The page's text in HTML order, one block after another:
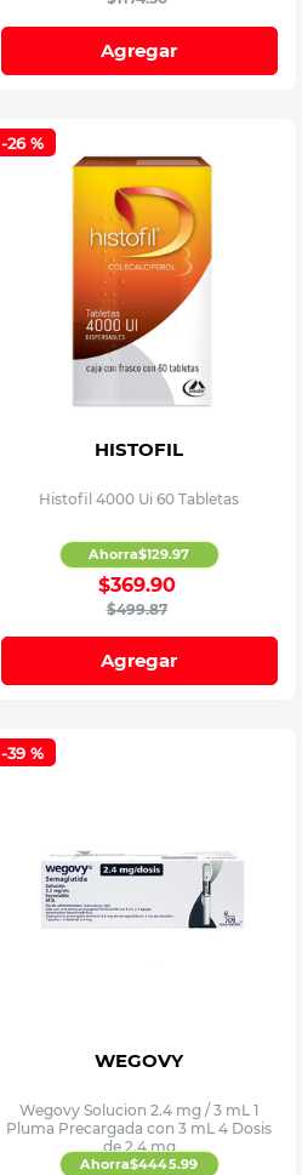
Agregar
-26 %
HISTOFIL
Histofil 4000 Ui 60 Tabletas
$499.87
$369.90
Ahorra$129.97
Agregar
-39 %
WEGOVY
Wegovy Solucion 2.4 mg / 3 mL 1
Pluma Precargada con 3 mL 4 Dosis
de 2.4 mg
Ahorra$4445.99